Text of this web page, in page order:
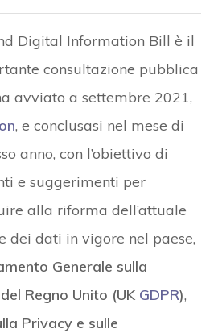
Digital Information Bill è il
consultazione pubblica
avviato a settembre 2021,
, e conclusasi nel mese di
anno, con l’obiettivo di
e suggerimenti per
alla riforma dell’attuale
dei dati in vigore nel paese,
Generale sulla
Regno Unito (UK GDPR),
Privacy e sulle